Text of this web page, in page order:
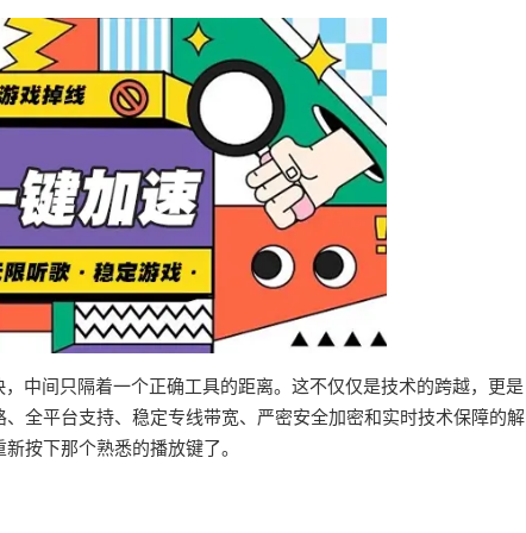
中间只隔着一个正确工具的距离。这不仅仅是技术的跨越，更是
全平台支持、稳定专线带宽、严密安全加密和实时技术保障的解
按下那个熟悉的播放键了。